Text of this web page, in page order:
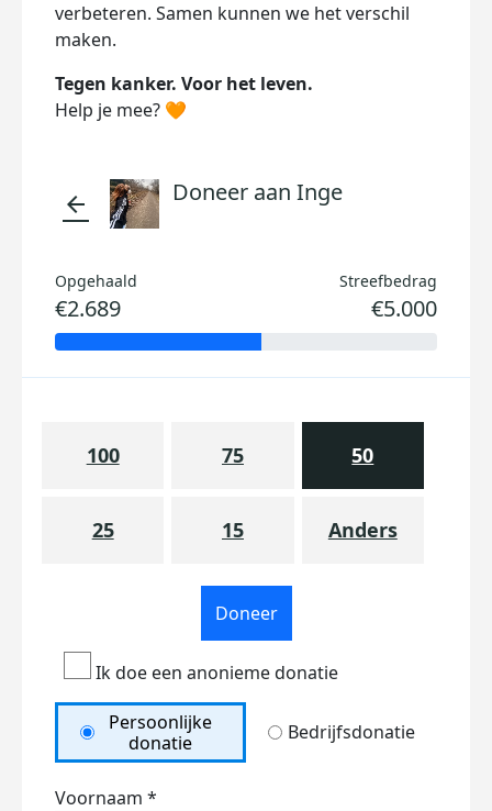
verbeteren. Samen kunnen we het verschil
maken.
Tegen kanker. Voor het leven.
Help je mee? 🧡
arrow_back Doneer aan Inge
Opgehaald
€2.689
Streefbedrag
€5.000
100 75 50
25 15 Anders
Doneer
Ik doe een anonieme donatie
Persoonlijke
donatie
Bedrijfsdonatie
Voornaam *